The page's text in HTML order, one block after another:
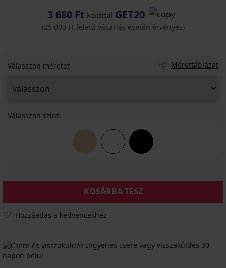
3 680 Ft kóddal GET20
(25 000 Ft feletti vásárlás esetén érvényes)
Válasszon méretet Mérettáblázat
Válasszon színt:
KOSÁRBA TESZ
Hozzáadás a kedvencekhez
Ingyenes csere vagy visszaküldés 30
napon belül